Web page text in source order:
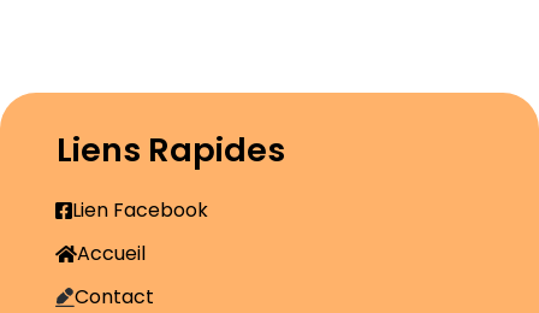
Liens Rapides
Lien Facebook
Accueil
Contact